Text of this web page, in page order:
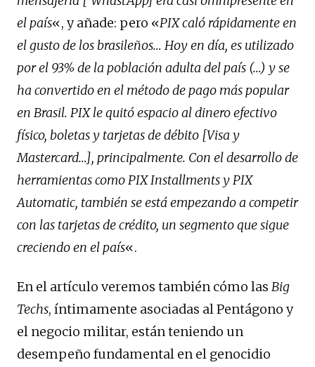
el país«, y añade: pero «PIX caló rápidamente en
el gusto de los brasileños… Hoy en día, es utilizado
por el 93% de la población adulta del país (…) y se
ha convertido en el método de pago más popular
en Brasil. PIX le quitó espacio al dinero efectivo
físico, boletas y tarjetas de débito [Visa y
Mastercard…], principalmente. Con el desarrollo de
herramientas como PIX Installments y PIX
Automatic, también se está empezando a competir
con las tarjetas de crédito, un segmento que sigue
creciendo en el país«.
En el artículo veremos también cómo las Big
Techs, íntimamente asociadas al Pentágono y
el negocio militar, están teniendo un
desempeño fundamental en el genocidio